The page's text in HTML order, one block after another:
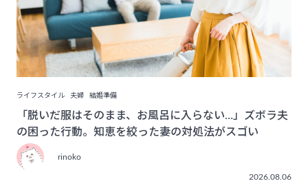
ライフスタイル 夫婦 結婚準備
「脱いだ服はそのまま、お風呂に入らない…」ズボラ夫
の困った行動。知恵を絞った妻の対処法がスゴい
rinoko
2026.08.06